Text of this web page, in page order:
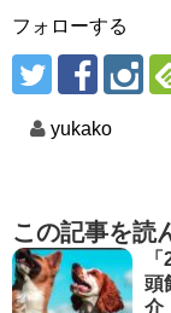
フォローする
yukako
この記事を読
頭
介